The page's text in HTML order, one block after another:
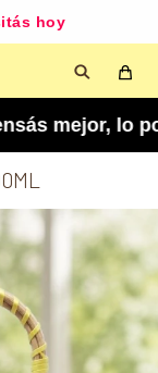
hoy
lo